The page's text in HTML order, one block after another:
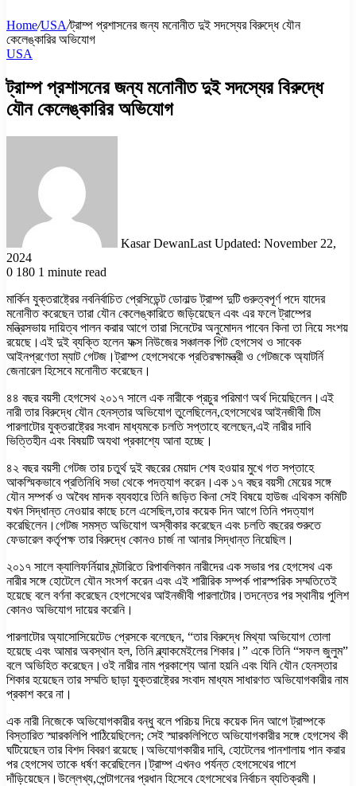
Home/USA/ট্রাম্প প্রশাসনের জন্য মনোনীত দুই সদস্যের বিরুদ্ধে যৌন
কেলেঙ্কারির অভিযোগ
USA
ট্রাম্প প্রশাসনের জন্য মনোনীত দুই সদস্যের বিরুদ্ধে
যৌন কেলেঙ্কারির অভিযোগ
Kasar DewanLast Updated: November 22,
2024
0 180 1 minute read
মার্কিন যুক্তরাষ্ট্রের নবনির্বাচিত প্রেসিডেন্ট ডোনাল্ড ট্রাম্প দুটি গুরুত্বপূর্ণ পদে যাদের
মনোনীত করেছেন তারা যৌন কেলেঙ্কারিতে জড়িয়েছেন এবং এর ফলে ট্রাম্পের
মন্ত্রিসভায় দায়িত্ব পালন করার আগে তারা সিনেটের অনুমোদন পাবেন কিনা তা নিয়ে সংশয়
রয়েছে।এই দুই ব্যক্তি হলেন ফক্স নিউজের সঞ্চালক পিট হেগসেথ ও সাবেক
আইনপ্রণেতা ম্যাট গেটজ।ট্রাম্প হেগসেথকে প্রতিরক্ষামন্ত্রী ও গেটজকে অ্যাটর্নি
জেনারেল হিসেবে মনোনীত করেছেন।
৪৪ বছর বয়সী হেগসেথ ২০১৭ সালে এক নারীকে প্রচুর পরিমাণ অর্থ দিয়েছিলেন।এই
নারী তার বিরুদ্ধে যৌন হেনস্তার অভিযোগ তুলেছিলেন,হেগসেথের আইনজীবী টিম
পারলাটোর যুক্তরাষ্ট্রের সংবাদ মাধ্যমকে চলতি সপ্তাহে বলেছেন,এই নারীর দাবি
ভিত্তিহীন এবং বিষয়টি অযথা প্রকাশ্যে আনা হচ্ছে।
৪২ বছর বয়সী গেটজ তার চতুর্থ দুই বছরের মেয়াদ শেষ হওয়ার মুখে গত সপ্তাহে
আকস্মিকভাবে প্রতিনিধি সভা থেকে পদত্যাগ করেন।এক ১৭ বছর বয়সী মেয়ের সঙ্গে
যৌন সম্পর্ক ও অবৈধ মাদক ব্যবহারে তিনি জড়িত কিনা সেই বিষয়ে হাউজ এথিকস কমিটি
যখন সিদ্ধান্ত নেওয়ার কাছে চলে এসেছিল,তার কয়েক দিন আগে তিনি পদত্যাগ
করেছিলেন।গেটজ সমস্ত অভিযোগ অস্বীকার করেছেন এবং চলতি বছরের শুরুতে
ফেডারেল কর্তৃপক্ষ তার বিরুদ্ধে কোনও চার্জ না আনার সিদ্ধান্ত নিয়েছিল।
২০১৭ সালে ক্যালিফর্নিয়ার মন্টারিতে রিপাবলিকান নারীদের এক সভার পর হেগসেথ এক
নারীর সঙ্গে হোটেলে যৌন সংসর্গ করেন এবং এই শারীরিক সম্পর্ক পারস্পরিক সম্মতিতেই
হয়েছে বলে বর্ণনা করেছেন হেগসেথের আইনজীবী পারলাটোর।তদন্তের পর স্থানীয় পুলিশ
কোনও অভিযোগ দায়ের করেনি।
পারলাটোর অ্যাসোসিয়েটেড প্রেসকে বলেছেন, “তার বিরুদ্ধে মিথ্যা অভিযোগ তোলা
হয়েছে এবং আমার অবস্থান হল, তিনি ব্ল্যাকমেইলের শিকার।” একে তিনি “সফল জুলুম”
বলে অভিহিত করেছেন।ওই নারীর নাম প্রকাশ্যে আনা হয়নি এবং যিনি যৌন হেনস্তার
শিকার হয়েছেন তার সম্মতি ছাড়া যুক্তরাষ্ট্রের সংবাদ মাধ্যম সাধারণত অভিযোগকারীর নাম
প্রকাশ করে না।
এক নারী নিজেকে অভিযোগকারীর বন্ধু বলে পরিচয় দিয়ে কয়েক দিন আগে ট্রাম্পকে
বিস্তারিত স্মারকলিপি পাঠিয়েছিলেন; সেই স্মারকলিপিতে অভিযোগকারীর সঙ্গে হেগসেথ কী
ঘটিয়েছেন তার বিশদ বিবরণ রয়েছে।অভিযোগকারীর দাবি, হোটেলের পানশালায় পান করার
পর হেগসেথ তাকে ধর্ষণ করেছিলেন।ট্রাম্প এখনও পর্যন্ত হেগসেথের পাশে
দাঁড়িয়েছেন।উল্লেখ্য,পেন্টাগনের প্রধান হিসেবে হেগসেথের নির্বাচন ব্যতিক্রমী।